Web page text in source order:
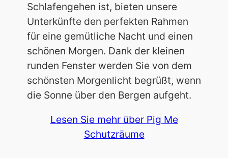
Schlafengehen ist, bieten unsere
Unterkünfte den perfekten Rahmen
für eine gemütliche Nacht und einen
schönen Morgen. Dank der kleinen
runden Fenster werden Sie von dem
schönsten Morgenlicht begrüßt, wenn
die Sonne über den Bergen aufgeht.
Lesen Sie mehr über Pig Me
Schutzräume